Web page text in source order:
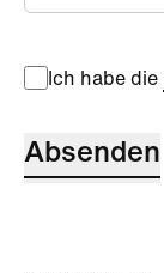
Ich habe die
Absenden